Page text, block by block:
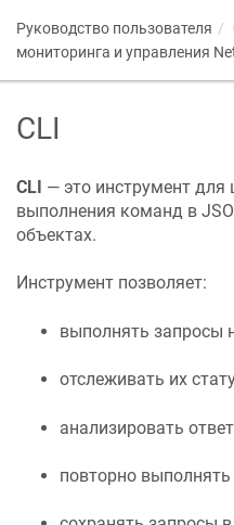
Руководство пользователя
мониторинга и управления
CLI
CLI — это инструмент для
выполнения команд в
объектах.
Инструмент позволяет:
выполнять запросы
отслеживать их
анализировать
повторно